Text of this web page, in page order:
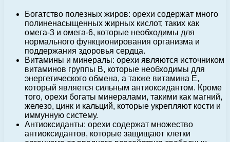
Богатство полезных жиров: орехи содержат много
полиненасыщенных жирных кислот, таких как
омега-3 и омега-6, которые необходимы для
нормального функционирования организма и
поддержания здоровья сердца.
Витамины и минералы: орехи являются источником
витаминов группы В, которые необходимы для
энергетического обмена, а также витамина Е,
который является сильным антиоксидантом. Кроме
того, орехи богаты минералами, такими как магний,
железо, цинк и кальций, которые укрепляют кости и
иммунную систему.
Антиоксиданты: орехи содержат множество
антиоксидантов, которые защищают клетки